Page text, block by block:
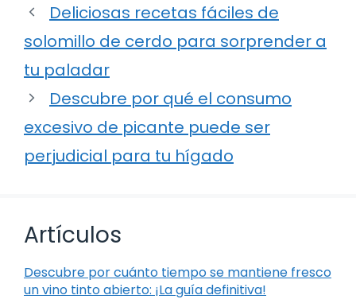
Deliciosas recetas fáciles de
solomillo de cerdo para sorprender a
tu paladar
Descubre por qué el consumo
excesivo de picante puede ser
perjudicial para tu hígado
Artículos
Descubre por cuánto tiempo se mantiene fresco
un vino tinto abierto: ¡La guía definitiva!